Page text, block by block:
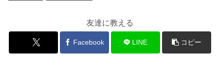
友達に教える
Facebook LINE コピー